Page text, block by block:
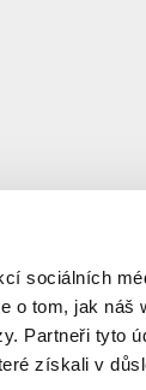
sociálních
o tom, jak náš
Partneři tyto
získali v